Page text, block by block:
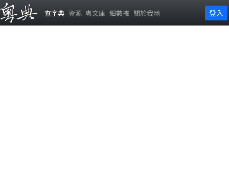
查字典 資源 粵文庫 細數據 關於我哋 登入